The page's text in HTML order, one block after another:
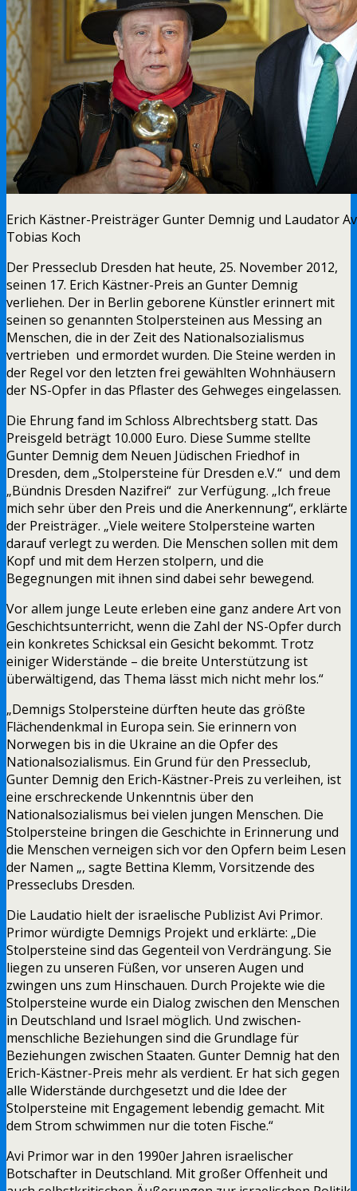
Erich Kästner-Preisträger Gunter Demnig und Laudator
Tobias Koch
Der Presseclub Dresden hat heute, 25. November 2012,
seinen 17. Erich Kästner-Preis an Gunter Demnig
verliehen. Der in Berlin geborene Künstler erinnert mit
seinen so genannten Stolpersteinen aus Messing an
Menschen, die in der Zeit des Nationalsozialismus
vertrieben und ermordet wurden. Die Steine werden in
der Regel vor den letzten frei gewählten Wohnhäusern
der NS-Opfer in das Pflaster des Gehweges eingelassen.
Die Ehrung fand im Schloss Albrechtsberg statt. Das
Preisgeld beträgt 10.000 Euro. Diese Summe stellte
Gunter Demnig dem Neuen Jüdischen Friedhof in
Dresden, dem „Stolpersteine für Dresden e.V.“ und dem
„Bündnis Dresden Nazifrei“ zur Verfügung. „Ich freue
mich sehr über den Preis und die Anerkennung“, erklärte
der Preisträger. „Viele weitere Stolpersteine warten
darauf verlegt zu werden. Die Menschen sollen mit dem
Kopf und mit dem Herzen stolpern, und die
Begegnungen mit ihnen sind dabei sehr bewegend.
Vor allem junge Leute erleben eine ganz andere Art von
Geschichtsunterricht, wenn die Zahl der NS-Opfer durch
ein konkretes Schicksal ein Gesicht bekommt. Trotz
einiger Widerstände – die breite Unterstützung ist
überwältigend, das Thema lässt mich nicht mehr los.“
„Demnigs Stolpersteine dürften heute das größte
Flächendenkmal in Europa sein. Sie erinnern von
Norwegen bis in die Ukraine an die Opfer des
Nationalsozialismus. Ein Grund für den Presseclub,
Gunter Demnig den Erich-Kästner-Preis zu verleihen, ist
eine erschreckende Unkenntnis über den
Nationalsozialismus bei vielen jungen Menschen. Die
Stolpersteine bringen die Geschichte in Erinnerung und
die Menschen verneigen sich vor den Opfern beim Lesen
der Namen „, sagte Bettina Klemm, Vorsitzende des
Presseclubs Dresden.
Die Laudatio hielt der israelische Publizist Avi Primor.
Primor würdigte Demnigs Projekt und erklärte: „Die
Stolpersteine sind das Gegenteil von Verdrängung. Sie
liegen zu unseren Füßen, vor unseren Augen und
zwingen uns zum Hinschauen. Durch Projekte wie die
Stolpersteine wurde ein Dialog zwischen den Menschen
in Deutschland und Israel möglich. Und zwischen-
menschliche Beziehungen sind die Grundlage für
Beziehungen zwischen Staaten. Gunter Demnig hat den
Erich-Kästner-Preis mehr als verdient. Er hat sich gegen
alle Widerstände durchgesetzt und die Idee der
Stolpersteine mit Engagement lebendig gemacht. Mit
dem Strom schwimmen nur die toten Fische.“
Avi Primor war in den 1990er Jahren israelischer
Botschafter in Deutschland. Mit großer Offenheit und